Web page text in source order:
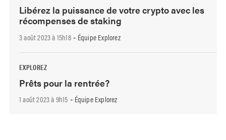
Libérez la puissance de votre crypto avec les
récompenses de staking
3 août 2023 à 15h18- Équipe Explorez
EXPLOREZ
Prêts pour la rentrée?
1 août 2023 à 9h15 - Équipe Explorez